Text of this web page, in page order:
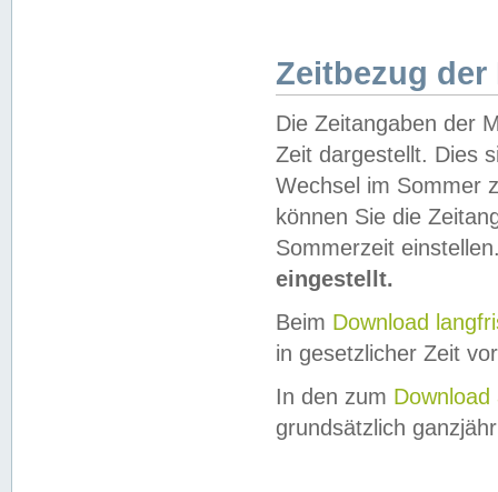
Zeitbezug der
Die Zeitangaben der
Zeit dargestellt. Dies
Wechsel im Sommer
können Sie die
Sommerzeit
eingestellt.
Beim Download
in gesetzlicher Zeit
In den zum Download
grundsätzlich